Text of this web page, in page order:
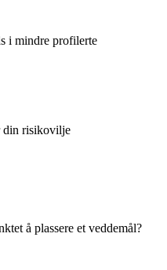
i mindre profilerte
din risikovilje
å plassere et veddemål?